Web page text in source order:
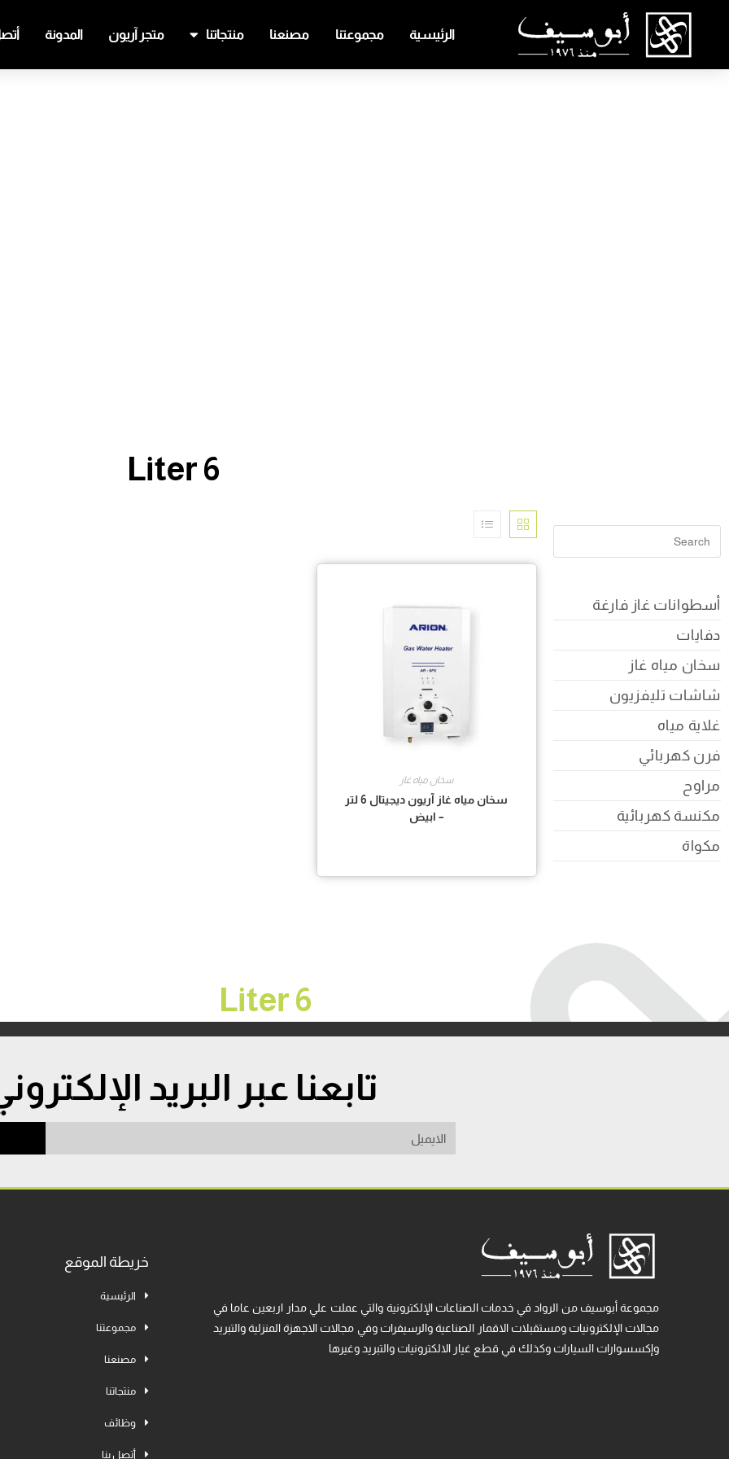
الرئيسية مجموعتنا مصنعنا منتجاتنا متجر آريون المدونة
أسطوانات غاز فارغة
دفايات
سخان مياه غاز
شاشات تليفزيون
غلاية مياه
فرن كهربائي
مراوح
مكنسة كهربائية
مكواة
6 Liter
سخان مياه غاز
سخان مياه غاز آريون ديجيتال 6 لتر
– ابيض
6 Liter
تابعنا عبر البريد
مجموعة أبوسيف من الرواد في خدمات الصناعات الإلكترونية والتي عملت علي مدار اربعين عاما في
مجالات الإلكترونيات ومستقبلات الاقمار الصناعية والرسيفرات وفي مجالات الاجهزة المنزلية والتبريد
وإكسسوارات السيارات وكذلك في قطع غيار الالكترونيات والتبريد وغيرها
خريطة الموقع
الرئيسية
مجموعتنا
مصنعنا
منتجاتنا
وظائف
أتصل بنا